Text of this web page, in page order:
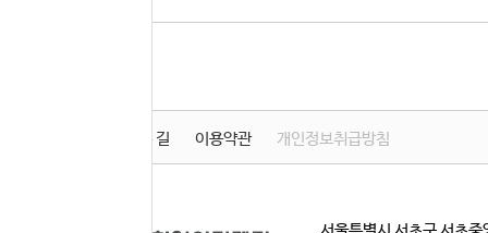
찾아오시는 길 이용약관 개인정보취급방침